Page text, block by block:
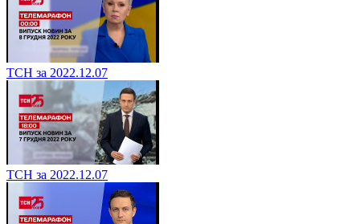
ТСН за 2022.12.07
ТСН за 2022.12.07